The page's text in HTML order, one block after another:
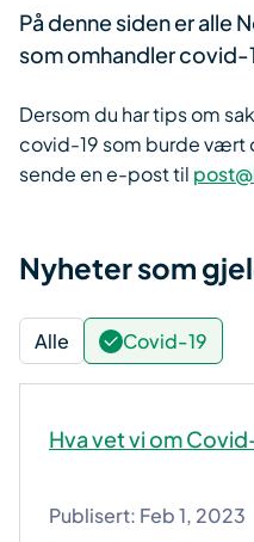
​På denne siden er alle
som omhandler covid-
Dersom du har tips om
covid-19 som burde vært
sende en e-post til
Nyheter som
Alle Covid-19
Hva vet vi om
Publisert: Feb 1, 2023